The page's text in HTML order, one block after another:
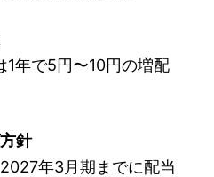
1年で5円〜10円の増配
針
年3月期までに配当